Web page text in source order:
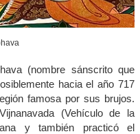
(nombre sánscrito que
hacia el año 717
famosa por sus brujos.
(Vehículo de la
y también practicó el